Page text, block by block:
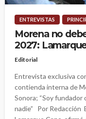
ENTREVISTAS
Morena no
2027:
Editorial
Entrevista exclusiva
contienda interna de
Sonora; “Soy fundador
nadie” Por Redacción